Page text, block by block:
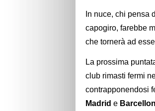
In nuce, chi pensa
capogiro, farebbe
che tornerà ad
La prossima
club rimasti fermi
contrapponendosi
Madrid e